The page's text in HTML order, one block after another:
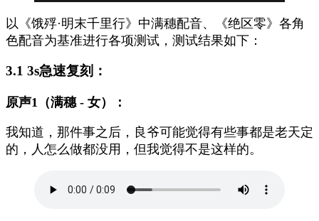
以《饿殍·明末千里行》中满穗配音、《绝区零》各角
色配音为基准进行各项测试，测试结果如下：
3.1 3s急速复刻：
原声1（满穗 - 女）：
我知道，那件事之后，良爷可能觉得有些事都是老天定
的，人怎么做都没用，但我觉得不是这样的。